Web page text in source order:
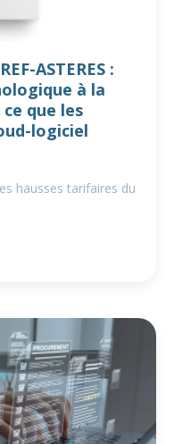
ASTERES :
à la
que les
logiciel
hausses tarifaires du